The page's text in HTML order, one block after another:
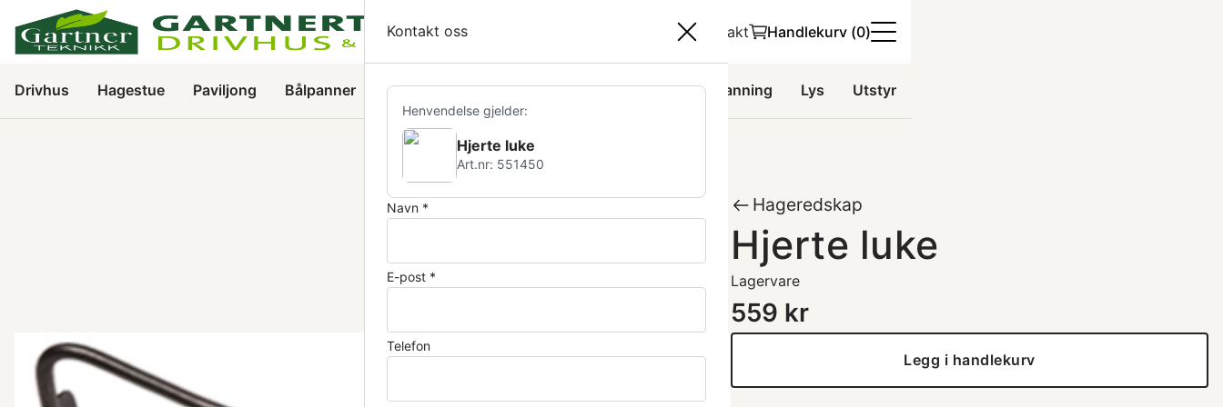
Proff Kontakt Handlekurv (0)
Drivhus Hagestue Paviljong Bålpanner Pergola Veksthus Hageredskap Hagevanning Lys Utstyr
Hageredskap
Hjerte luke
Lagervare
559 kr
Legg i handlekurv
Handlekurv
Kontakt oss
Henvendelse gjelder:
Hjerte luke
Art.nr: 551450
Navn *
E-post *
Telefon